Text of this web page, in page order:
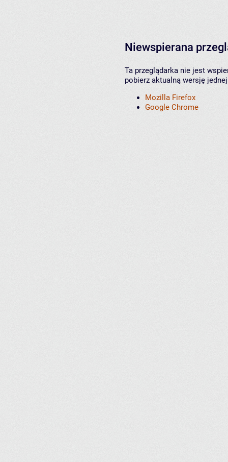
Niewspierana
Ta przeglądarka nie jest
pobierz aktualną wersję
Mozilla Firefox
Google Chrome